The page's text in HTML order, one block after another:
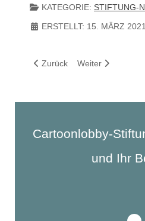
KATEGORIE: STIFTUNG-
ERSTELLT: 15. MÄRZ 2021
Vorheriger Beitrag:
Zurück Nächster
Weiter
Cartoonlobby-
und Ihr